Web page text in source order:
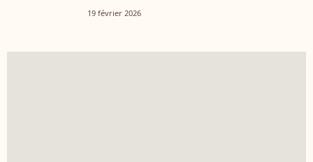
19 février 2026